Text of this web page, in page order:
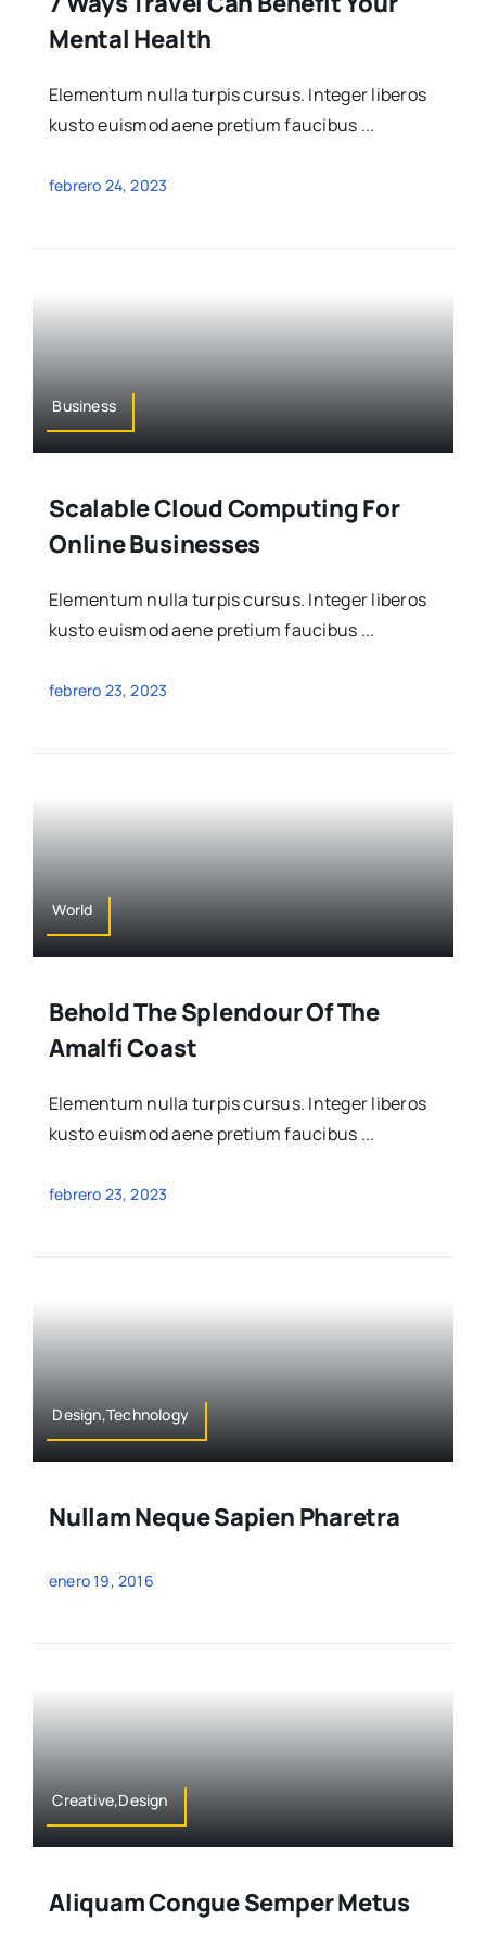
Mental Health
Elementum nulla turpis cursus. Integer liberos
kusto euismod aene pretium faucibus ...
febrero 24, 2023
Business
Scalable Cloud Computing For
Online Businesses
Elementum nulla turpis cursus. Integer liberos
kusto euismod aene pretium faucibus ...
febrero 23, 2023
World
Behold The Splendour Of The
Amalfi Coast
Elementum nulla turpis cursus. Integer liberos
kusto euismod aene pretium faucibus ...
febrero 23, 2023
Design,Technology
Nullam Neque Sapien Pharetra
enero 19, 2016
Creative,Design
Aliquam Congue Semper Metus